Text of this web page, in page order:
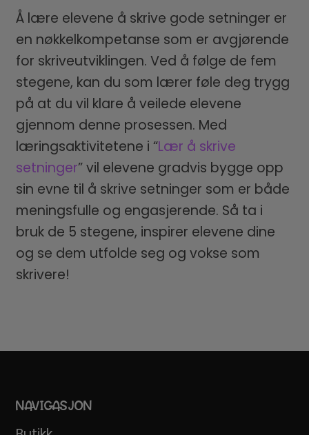
Å lære elevene å skrive gode setninger er
en nøkkelkompetanse som er avgjørende
for skriveutviklingen. Ved å følge de fem
stegene, kan du som lærer føle deg trygg
på at du vil klare å veilede elevene
gjennom denne prosessen. Med
læringsaktivitetene i “Lær å skrive
setninger” vil elevene gradvis bygge opp
sin evne til å skrive setninger som er både
meningsfulle og engasjerende. Så ta i
bruk de 5 stegene, inspirer elevene dine
og se dem utfolde seg og vokse som
skrivere!
NAVIGASJON